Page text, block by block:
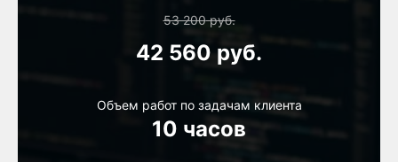
53 200руб.
42 560 руб.
Объем работ по задачам клиента
10 часов